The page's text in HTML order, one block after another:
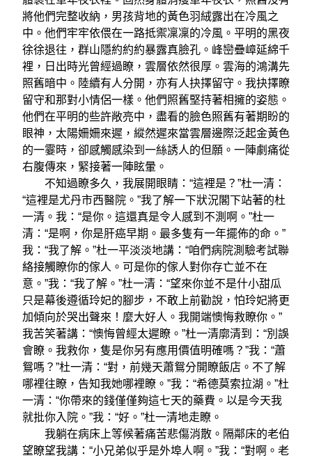
將他們完整收納，男孩背地的黃色羽絨露出在冷風之
中。他們牢牢依偎在一路抵禦凜凜的冷風。平明的黑夜
徐徐退往，群山隱約約約暴露真臉孔。峰巒疊嶂延綿千
裡，日出時光曾經過瞭，雲層依然很厚。雲海的鴻溝先
照舊暗中。陸續有人分開，亦有人抉擇留守。我抉擇瞭
留守和那對小情侶一樣。他們照舊堅持著相擁的姿態。
他們在平明的些許敞亮中，盡看的臉色照舊有著期盼的
眼神，太陽姍姍來遲，縱然遲來當雲層邊際泛起金黃色
的一霎時，卻感觸感染到一絲誘人的但願。一陣劇痛從
右腹傳來，緊接著一陣眩暈。
不知過瞭多久，我展開眼睛：“這裡是？”杜一清：
“這裡是尤丹市西醫院。”我了解一下狀況閣下站著的杜
一清。我：“是你。這還真是令人感到不測啊。”杜一
清：“是啊，你是肝癌早期。最多隻有一年擺佈的命。”
我：“我了解。”杜一平淡淡地講：“咱們病院測驗考試聯
絡接觸瞭你的傢人。可是你的傢人對你存亡並不在
意。”我：“我了解。”杜一清：“望來你並不是什小甜瓜
只是幕後遵循玲妃的腳步，不敢上前勸說，怕玲妃將更
加傾向於哭出聲來！麼大好人。我開端懊悔救瞭你。”
我苦笑著講：“懊悔曾經太遲瞭。”杜一清廓清到：“別誤
會瞭。我救你，隻是你另有應用價值明確嗎？”我：“蕭
鴛嗎？”杜一清：“對，前幾天蕭鴛分開瞭飯店。不了解
哪裡往瞭，告知我她哪裡瞭。”我：“希德莫索拉湖。”杜
一清：“你帶來的錢僅僅夠這七天的藥費。以是今天我
就批你入院。”我：“好。”杜一清地走瞭。
我躺在病床上等候著痛苦悲傷消散。隔鄰床的老伯
望瞭望我講：“小兄弟似乎是外埠人啊。”我：“對啊。老